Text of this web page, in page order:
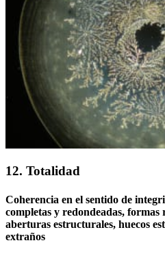
12. Totalidad
Coherencia en el sentido de
completas y redondeadas,
aberturas estructurales, huecos
extraños